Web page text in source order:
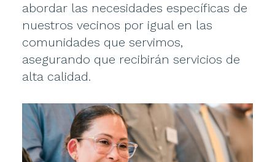
abordar las necesidades específicas de
nuestros vecinos por igual en las
comunidades que servimos,
asegurando que recibirán servicios de
alta calidad.